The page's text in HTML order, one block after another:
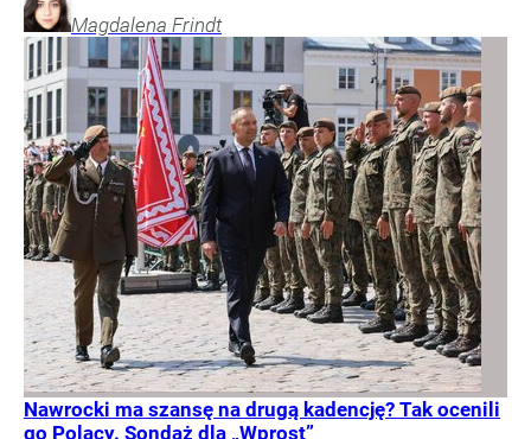
Magdalena Frindt
Nawrocki ma szansę na drugą kadencję? Tak ocenili
go Polacy. Sondaż dla „Wprost”